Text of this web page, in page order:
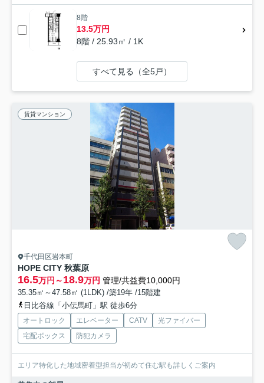
8階
13.5万円
8階 / 25.93㎡ / 1K
すべて見る（全5戸）
賃貸マンション
千代田区岩本町
HOPE CITY 秋葉原
16.5万円～18.9万円 管理/共益費10,000円
35.35㎡～47.58㎡ (1LDK) /築19年 /15階建
日比谷線「小伝馬町」駅 徒歩6分
オートロック エレベーター CATV
光ファイバー
宅配ボックス
防犯カメラ
エリア特化した地域密着型担当が初めて住む駅も詳しくご案内